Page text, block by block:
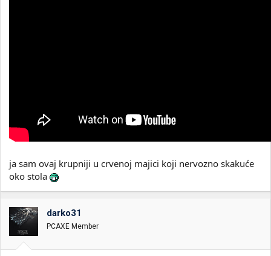
ja sam ovaj krupniji u crvenoj majici koji nervozno skakuće
oko stola
darko31
PCAXE Member